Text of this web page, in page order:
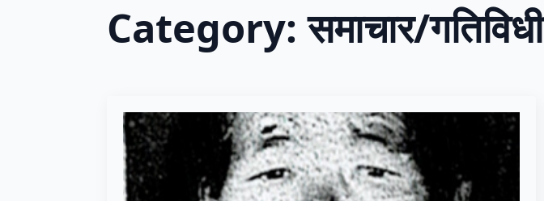
Category:समाचार/गतिविधी